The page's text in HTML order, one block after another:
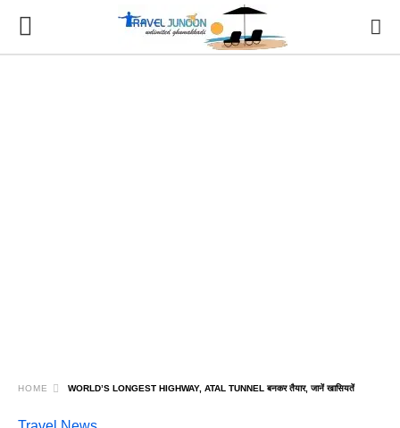
HOME WORLD’S LONGEST HIGHWAY, ATAL TUNNEL बनकर तैयार, जानें खासियतें